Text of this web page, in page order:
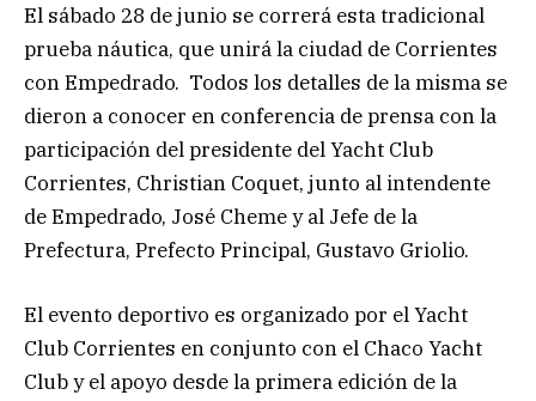
El sábado 28 de junio se correrá esta tradicional
prueba náutica, que unirá la ciudad de Corrientes
con Empedrado. Todos los detalles de la misma se
dieron a conocer en conferencia de prensa con la
participación del presidente del Yacht Club
Corrientes, Christian Coquet, junto al intendente
de Empedrado, José Cheme y al Jefe de la
Prefectura, Prefecto Principal, Gustavo Griolio.
El evento deportivo es organizado por el Yacht
Club Corrientes en conjunto con el Chaco Yacht
Club y el apoyo desde la primera edición de la